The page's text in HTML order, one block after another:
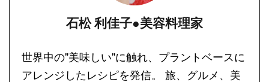
石松 利佳子●美容料理家
世界中の"美味しい"に触れ、プラントベースに
アレンジしたレシピを発信。 旅、グルメ、美